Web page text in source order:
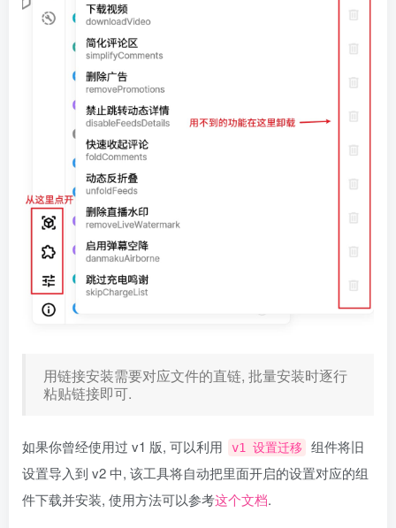
用链接安装需要对应文件的直链, 批量安装时逐行
粘贴链接即可.
如果你曾经使用过 v1 版, 可以利用 v1 设置迁移
组件将旧
设置导入到 v2 中, 该工具将自动把里面开启的设置对应的组
件下载并安装, 使用方法可以参考这个文档.